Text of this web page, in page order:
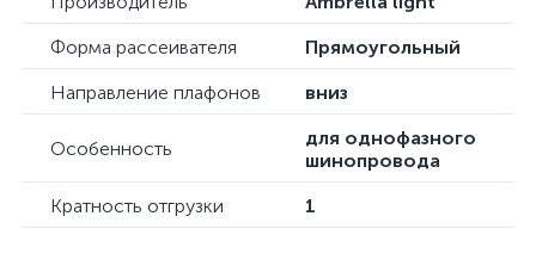
Форма рассеивателя
Прямоугольный
Направление плафонов
вниз
Особенность
для однофазного
шинопровода
Кратность отгрузки
1